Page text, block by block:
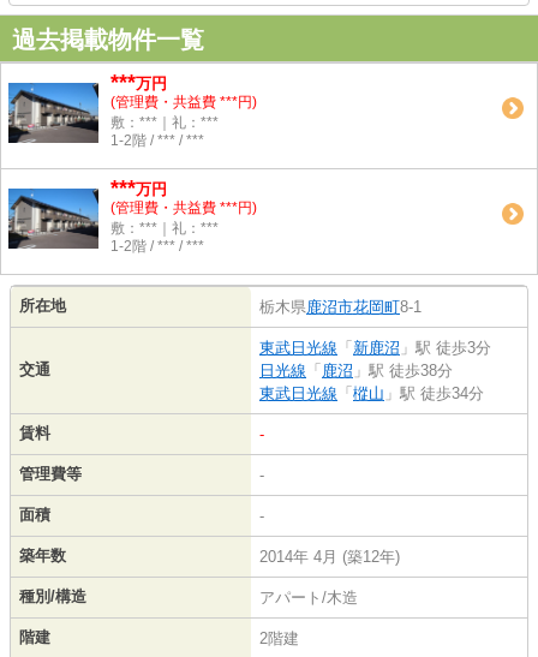
過去掲載物件一覧
***万円
(管理費・共益費 ***円)
敷：***｜礼：***
1-2階 / *** / ***
***万円
(管理費・共益費 ***円)
敷：***｜礼：***
1-2階 / *** / ***
所在地 栃木県鹿沼市花岡町8-1
交通
東武日光線 「 新鹿沼 」駅 徒歩3分
日光線 「 鹿沼 」駅 徒歩38分
東武日光線 「 樅山 」駅 徒歩34分
賃料 -
管理費等 -
面積 -
築年数 2014年 4月 (築12年)
種別/構造 アパート/木造
階建 2階建